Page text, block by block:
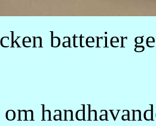
batterier